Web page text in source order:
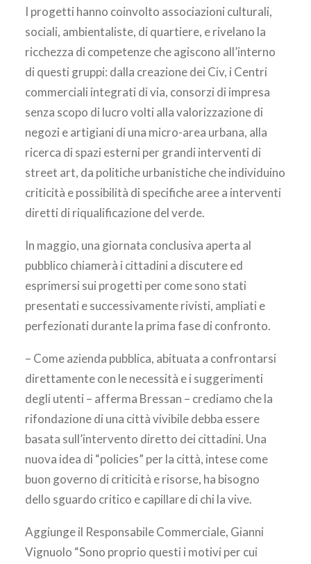
I progetti hanno coinvolto associazioni culturali,
sociali, ambientaliste, di quartiere, e rivelano la
ricchezza di competenze che agiscono all’interno
di questi gruppi: dalla creazione dei Civ, i Centri
commerciali integrati di via, consorzi di impresa
senza scopo di lucro volti alla valorizzazione di
negozi e artigiani di una micro-area urbana, alla
ricerca di spazi esterni per grandi interventi di
street art, da politiche urbanistiche che individuino
criticità e possibilità di specifiche aree a interventi
diretti di riqualificazione del verde.
In maggio, una giornata conclusiva aperta al
pubblico chiamerà i cittadini a discutere ed
esprimersi sui progetti per come sono stati
presentati e successivamente rivisti, ampliati e
perfezionati durante la prima fase di confronto.
– Come azienda pubblica, abituata a confrontarsi
direttamente con le necessità e i suggerimenti
degli utenti – afferma Bressan – crediamo che la
rifondazione di una città vivibile debba essere
basata sull’intervento diretto dei cittadini. Una
nuova idea di “policies” per la città, intese come
buon governo di criticità e risorse, ha bisogno
dello sguardo critico e capillare di chi la vive.
Aggiunge il Responsabile Commerciale, Gianni
Vignuolo “Sono proprio questi i motivi per cui